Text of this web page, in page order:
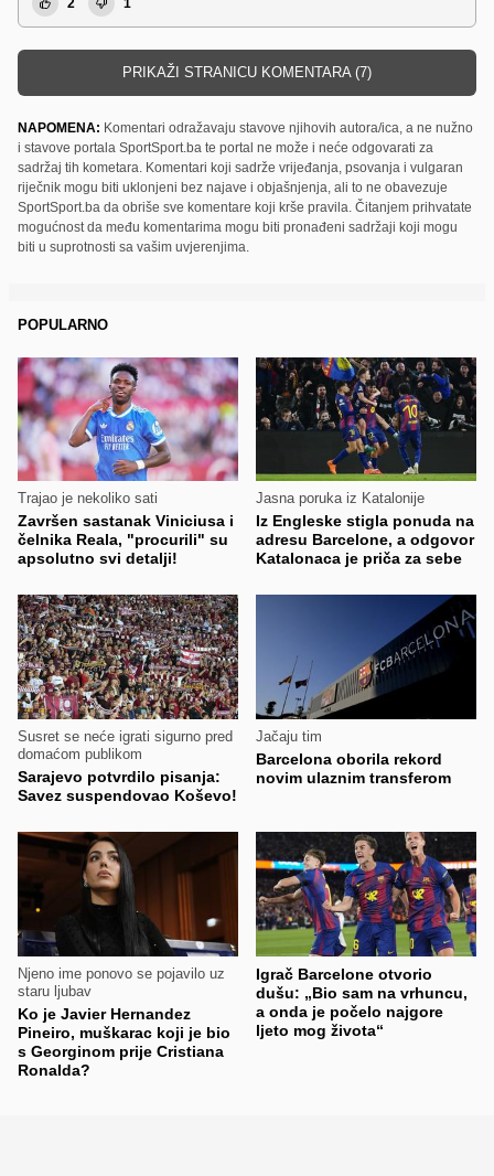
PRIKAŽI STRANICU KOMENTARA (7)
NAPOMENA: Komentari odražavaju stavove njihovih autora/ica, a ne nužno
i stavove portala SportSport.ba te portal ne može i neće odgovarati za
sadržaj tih kometara. Komentari koji sadrže vrijeđanja, psovanja i vulgaran
riječnik mogu biti uklonjeni bez najave i objašnjenja, ali to ne obavezuje
SportSport.ba da obriše sve komentare koji krše pravila. Čitanjem prihvatate
mogućnost da među komentarima mogu biti pronađeni sadržaji koji mogu
biti u suprotnosti sa vašim uvjerenjima.
POPULARNO
Trajao je nekoliko sati
Završen sastanak Viniciusa i
čelnika Reala, "procurili" su
apsolutno svi detalji!
Jasna poruka iz Katalonije
Iz Engleske stigla ponuda na
adresu Barcelone, a odgovor
Katalonaca je priča za sebe
Susret se neće igrati sigurno pred
domaćom publikom
Sarajevo potvrdilo pisanja:
Savez suspendovao Koševo!
Jačaju tim
Barcelona oborila rekord
novim ulaznim transferom
Njeno ime ponovo se pojavilo uz
staru ljubav
Ko je Javier Hernandez
Pineiro, muškarac koji je bio
s Georginom prije Cristiana
Ronalda?
Igrač Barcelone otvorio
dušu: „Bio sam na vrhuncu,
a onda je počelo najgore
ljeto mog života“